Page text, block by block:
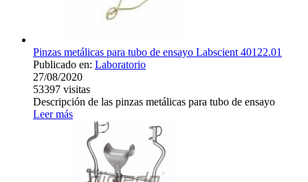
Pinzas metálicas para tubo de ensayo Labscient 40122.01
Publicado en: Laboratorio
27/08/2020
53397 visitas
Descripción de las pinzas metálicas para tubo de ensayo
Leer más